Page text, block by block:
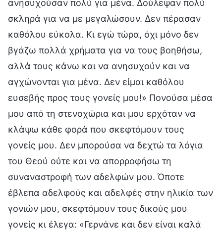
ανησυχούσαν πολύ για μένα. Δούλεψαν πολύ
σκληρά για να με μεγαλώσουν. Δεν πέρασαν
καθόλου εύκολα. Κι εγώ τώρα, όχι μόνο δεν
βγάζω πολλά χρήματα για να τους βοηθήσω,
αλλά τους κάνω και να ανησυχούν και να
αγχώνονται για μένα. Δεν είμαι καθόλου
ευσεβής προς τους γονείς μου!» Πονούσα μέσα
μου από τη στενοχώρια και μου ερχόταν να
κλάψω κάθε φορά που σκεφτόμουν τους
γονείς μου. Δεν μπορούσα να δεχτώ τα λόγια
του Θεού ούτε και να απορροφήσω τη
συναναστροφή των αδελφών μου. Όποτε
έβλεπα αδελφούς και αδελφές στην ηλικία των
γονιών μου, σκεφτόμουν τους δικούς μου
γονείς κι έλεγα: «Γερνάνε και δεν είναι καλά